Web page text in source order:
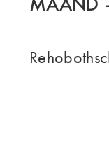
DE GROEP |